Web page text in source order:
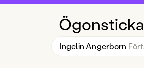
Ingelin Angerborn